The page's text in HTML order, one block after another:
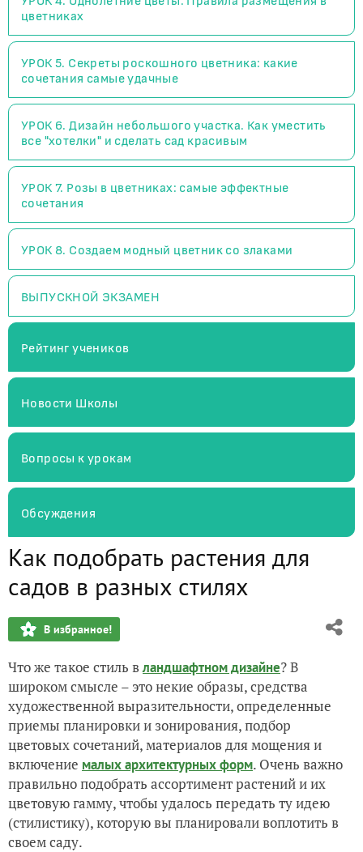
цветниках
УРОК 5. Секреты роскошного цветника: какие
сочетания самые удачные
УРОК 6. Дизайн небольшого участка. Как уместить
все "хотелки" и сделать сад красивым
УРОК 7. Розы в цветниках: самые эффектные
сочетания
УРОК 8. Создаем модный цветник со злаками
ВЫПУСКНОЙ ЭКЗАМЕН
Рейтинг учеников
Новости Школы
Вопросы к урокам
Обсуждения
Как подобрать растения для
садов в разных стилях
В избранное!
Что же такое стиль вландшафтном дизайне? В
широком смысле – это некие образы, средства
художественной выразительности, определенные
приемы планировки и зонирования, подбор
цветовых сочетаний, материалов для мощения и
включение малых архитектурных форм. Очень важно
правильно подобрать ассортимент растений и их
цветовую гамму, чтобы удалось передать ту идею
(стилистику), которую вы планировали воплотить в
своем саду.